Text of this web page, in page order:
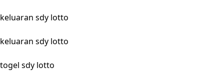
keluaran sdy lotto
keluaran sdy lotto
togel sdy lotto